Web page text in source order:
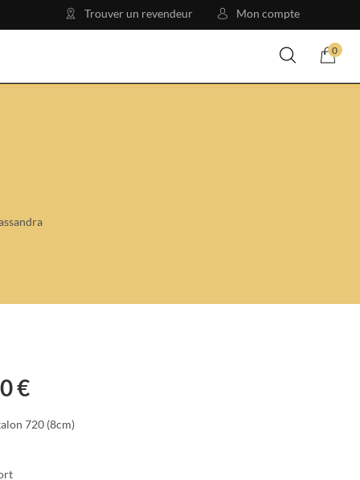
Trouver un revendeur Mon compte
0
€
720 (8cm)